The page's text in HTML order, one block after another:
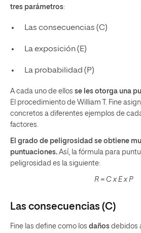
tres parámetros:
Las consecuencias (C)
La exposición (E)
La probabilidad (P)
A cada uno de ellos se les otorga una
El procedimiento de William T. Fine
concretos a diferentes ejemplos de
factores.
El grado de peligrosidad se obtiene
puntuaciones. Así, la fórmula para
peligrosidad es la siguiente:
R = C x E x P
Las consecuencias (C)
Fine las define como los daños debidos